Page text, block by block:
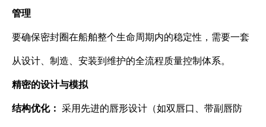
管理
要确保密封圈在船舶整个生命周期内的稳定性，需要一套
从设计、制造、安装到维护的全流程质量控制体系。
精密的设计与模拟
结构优化：​ ​ 采用先进的唇形设计（如双唇口、带副唇防